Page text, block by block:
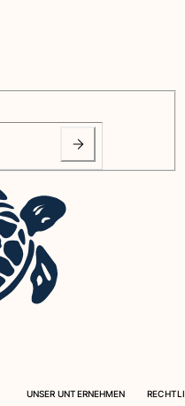
UNSER UNTERNEHMEN